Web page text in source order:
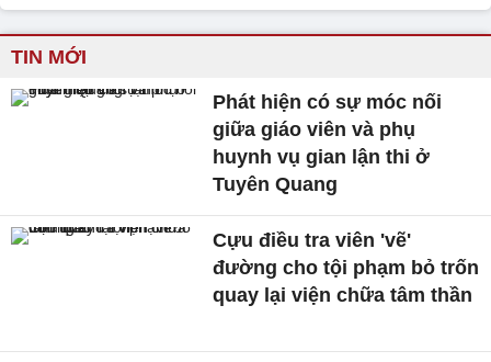
TIN MỚI
Phát hiện có sự móc nối
giữa giáo viên và phụ
huynh vụ gian lận thi ở
Tuyên Quang
Cựu điều tra viên 'vẽ'
đường cho tội phạm bỏ trốn
quay lại viện chữa tâm thần